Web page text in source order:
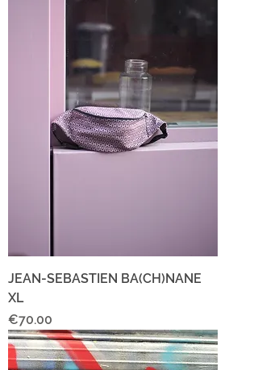
JEAN-SEBASTIEN BA(CH)NANE
XL
Price
€70.00